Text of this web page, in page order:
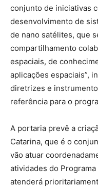
conjunto de iniciativas
desenvolvimento de
de nano satélites, que
compartilhamento
espaciais, de
aplicações espaciais”,
diretrizes e
referência para o
A portaria prevê a
Catarina, que é o
vão atuar
atividades do
atenderá